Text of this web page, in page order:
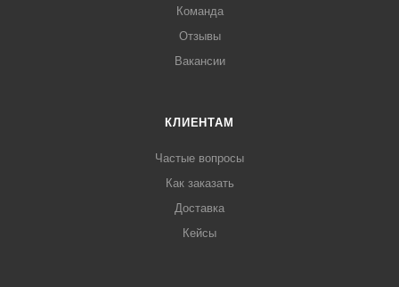
Команда
Отзывы
Вакансии
КЛИЕНТАМ
Частые вопросы
Как заказать
Доставка
Кейсы